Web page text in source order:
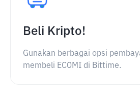
Beli Kripto!
Gunakan berbagai opsi
membeli ECOMI di Bittime.